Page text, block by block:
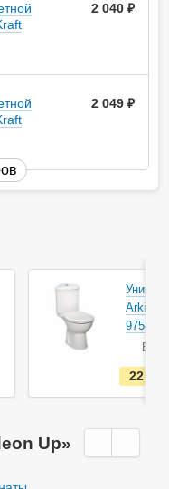
2 040
2 049
Arkitekt
В
22
Up»